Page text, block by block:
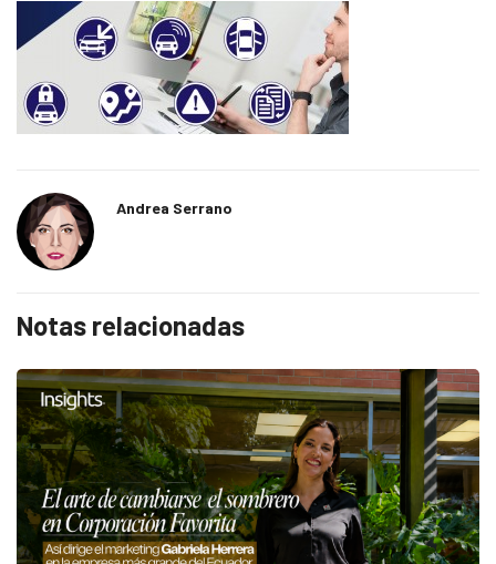
Andrea Serrano
Notas relacionadas